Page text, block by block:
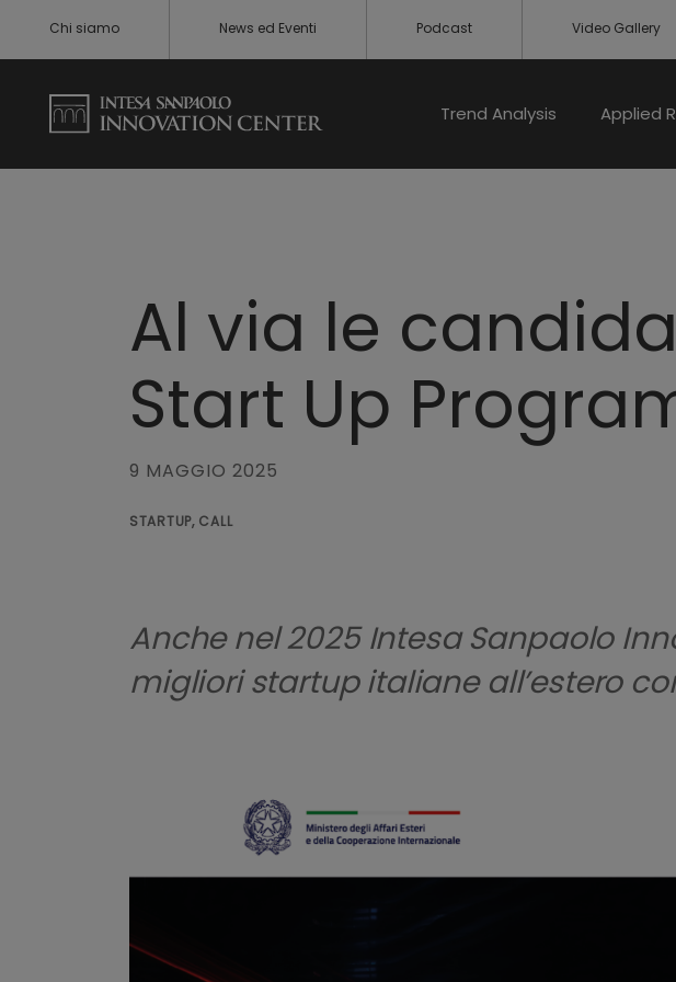
Chi siamo News ed Eventi Podcast Video Gallery
Trend Analysis Applied
Al via le
Start Up
9 MAGGIO 2025
STARTUP, CALL
Anche nel 2025 Intesa Sanpaolo
migliori startup italiane all’estero